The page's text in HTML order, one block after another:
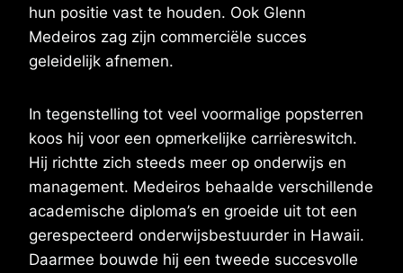
hun positie vast te houden. Ook Glenn
Medeiros zag zijn commerciële succes
geleidelijk afnemen.
In tegenstelling tot veel voormalige popsterren
koos hij voor een opmerkelijke carrièreswitch.
Hij richtte zich steeds meer op onderwijs en
management. Medeiros behaalde verschillende
academische diploma’s en groeide uit tot een
gerespecteerd onderwijsbestuurder in Hawaii.
Daarmee bouwde hij een tweede succesvolle